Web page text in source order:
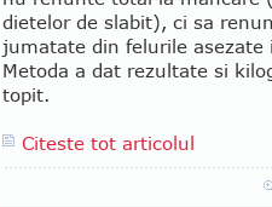
dietelor de slabit), ci sa
jumatate din felurile asezate
Metoda a dat rezultate si
topit.
Citeste tot articolul